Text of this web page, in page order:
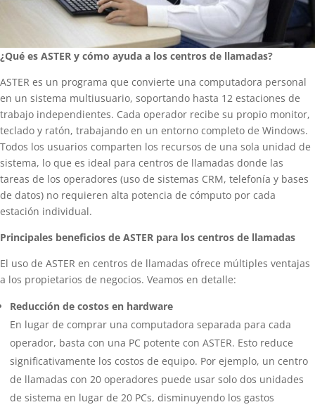
¿Qué es ASTER y cómo ayuda a los centros de llamadas?
ASTER es un programa que convierte una computadora personal
en un sistema multiusuario, soportando hasta 12 estaciones de
trabajo independientes. Cada operador recibe su propio monitor,
teclado y ratón, trabajando en un entorno completo de Windows.
Todos los usuarios comparten los recursos de una sola unidad de
sistema, lo que es ideal para centros de llamadas donde las
tareas de los operadores (uso de sistemas CRM, telefonía y bases
de datos) no requieren alta potencia de cómputo por cada
estación individual.
Principales beneficios de ASTER para los centros de llamadas
El uso de ASTER en centros de llamadas ofrece múltiples ventajas
a los propietarios de negocios. Veamos en detalle:
Reducción de costos en hardware
En lugar de comprar una computadora separada para cada
operador, basta con una PC potente con ASTER. Esto reduce
significativamente los costos de equipo. Por ejemplo, un centro
de llamadas con 20 operadores puede usar solo dos unidades
de sistema en lugar de 20 PCs, disminuyendo los gastos